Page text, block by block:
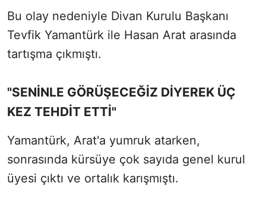
Bu olay nedeniyle Divan Kurulu Başkanı
Tevfik Yamantürk ile Hasan Arat arasında
tartışma çıkmıştı.
"SENİNLE GÖRÜŞECEĞİZ DİYEREK ÜÇ
KEZ TEHDİT ETTİ"
Yamantürk, Arat'a yumruk atarken,
sonrasında kürsüye çok sayıda genel kurul
üyesi çıktı ve ortalık karışmıştı.